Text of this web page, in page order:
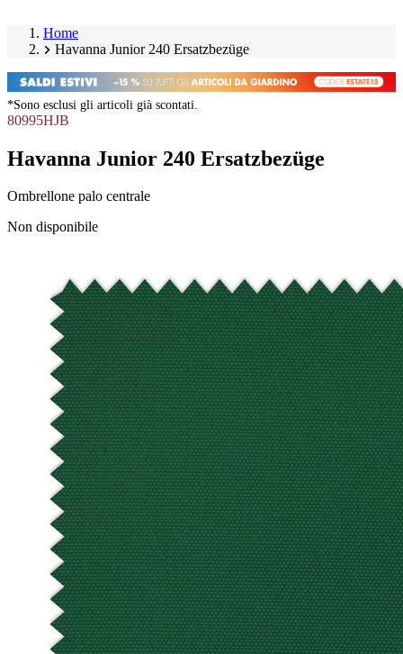
Home
Havanna Junior 240 Ersatzbezüge
*Sono esclusi gli articoli già scontati.
80995HJB
Havanna Junior 240 Ersatzbezüge
Ombrellone palo centrale
Salta
Non disponibile